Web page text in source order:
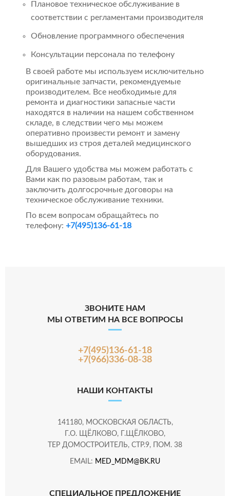
Плановое техническое обслуживание в
соответствии с регламентами производителя
Обновление программного обеспечения
Консультации персонала по телефону
В своей работе мы используем исключительно
оригинальные запчасти, рекомендуемые
производителем. Все необходимые для
ремонта и диагностики запасные части
находятся в наличии на нашем собственном
складе, в следствии чего мы можем
оперативно произвести ремонт и замену
вышедших из строя деталей медицинского
оборудования.
Для Вашего удобства мы можем работать с
Вами как по разовым работам, так и
заключить долгосрочные договоры на
техническое обслуживание техники.
По всем вопросам обращайтесь по
телефону: +7(495)136-61-18
ЗВОНИТЕ НАМ
МЫ ОТВЕТИМ НА ВСЕ ВОПРОСЫ
+7(495)136-61-18
+7(966)336-08-38
НАШИ КОНТАКТЫ
141180, МОСКОВСКАЯ ОБЛАСТЬ,
Г.О. ЩЁЛКОВО, Г.ЩЁЛКОВО,
ТЕР ДОМОСТРОИТЕЛЬ, СТР.9, ПОМ. 38
EMAIL: MED_MDM@BK.RU
СПЕЦИАЛЬНОЕ ПРЕДЛОЖЕНИЕ